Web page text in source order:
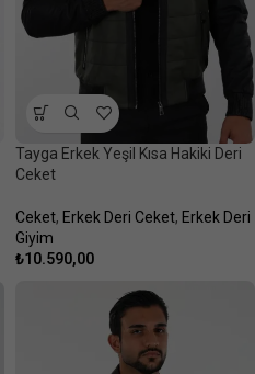
Tayga Erkek Yeşil Kısa Hakiki Deri
Ceket
Ceket, Erkek Deri Ceket, Erkek Deri
Giyim
₺10.590,00